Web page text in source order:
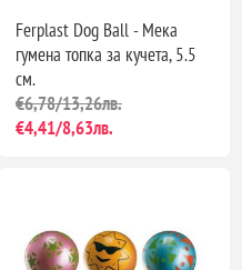
Ferplast Dog Ball - Мека
гумена топка за кучета, 5.5
см.
€6,78/13,26лв.
€4,41/8,63лв.